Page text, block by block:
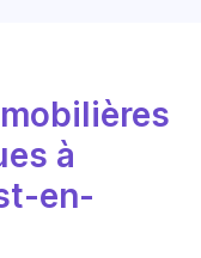
à
en-